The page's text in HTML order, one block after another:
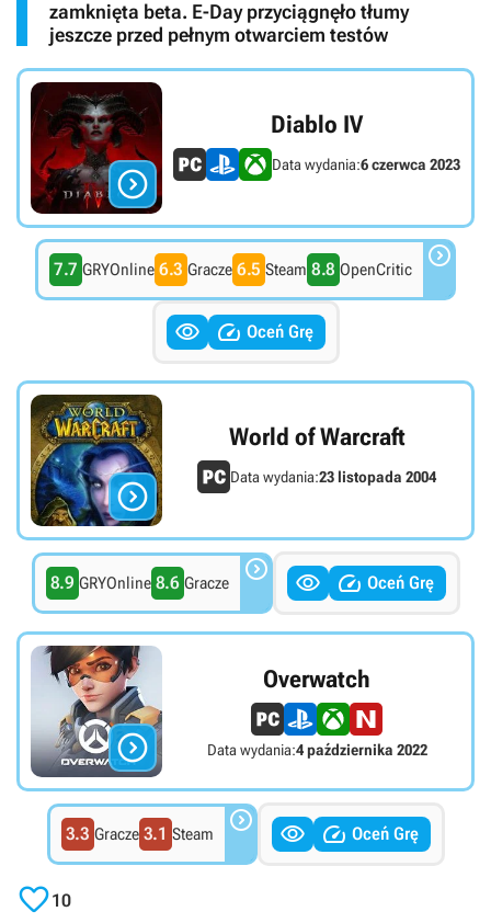
zamknięta beta. E-Day przyciągnęło tłumy
jeszcze przed pełnym otwarciem testów

Diablo IV
Data wydania:6 czerwca 2023
7.7 GRYOnline 6.3 Gracze 6.5 Steam 8.8 OpenCritic 
  Oceń Grę

World of Warcraft
Data wydania:23 listopada 2004
8.9 GRYOnline 8.6 Gracze    Oceń Grę

Overwatch
Data wydania:4 października 2022
3.3 Gracze 3.1 Steam    Oceń Grę
10